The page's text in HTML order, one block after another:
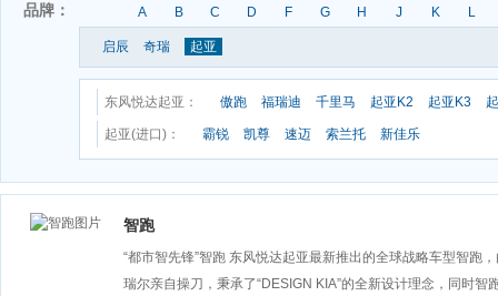
品牌： A B C D F G H J K L
启辰 奇瑞 起亚
东风悦达起亚： 傲跑 福瑞迪 千里马 起亚K2 起亚K3
起亚(进口)： 霸锐 凯尊 速迈 索兰托 新佳乐
智跑
“都市智先锋”智跑 东风悦达起亚最新推出的全球战略车型智跑
瑞尔亲自操刀，秉承了“DESIGN KIA”的全新设计理念，同时智